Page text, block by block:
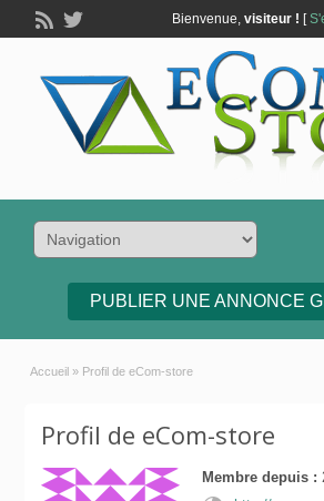
Bienvenue, visiteur ! [
PUBLIER UNE ANNONCE
Accueil » Profil de eCom-store
Profil de eCom-store
Membre depuis :